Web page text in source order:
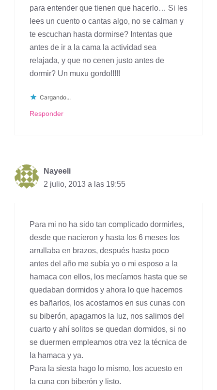
para entender que tienen que hacerlo… Si les
lees un cuento o cantas algo, no se calman y
te escuchan hasta dormirse? Intentas que
antes de ir a la cama la actividad sea
relajada, y que no cenen justo antes de
dormir? Un muxu gordo!!!!!
Cargando...
Responder
Nayeeli
2 julio, 2013 a las 19:55
Para mi no ha sido tan complicado dormirles,
desde que nacieron y hasta los 6 meses los
arrullaba en brazos, después hasta poco
antes del año me subía yo o mi esposo a la
hamaca con ellos, los mecíamos hasta que se
quedaban dormidos y ahora lo que hacemos
es bañarlos, los acostamos en sus cunas con
su biberón, apagamos la luz, nos salimos del
cuarto y ahí solitos se quedan dormidos, si no
se duermen empleamos otra vez la técnica de
la hamaca y ya.
Para la siesta hago lo mismo, los acuesto en
la cuna con biberón y listo.